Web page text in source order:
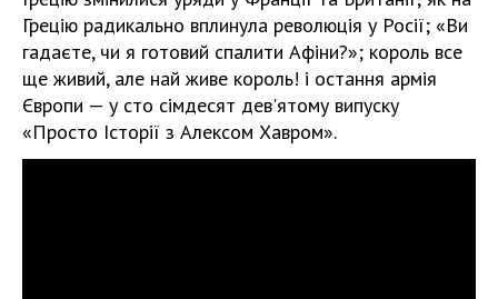
Грецію радикально вплинула революція у Росії; «Ви
гадаєте, чи я готовий спалити Афіни?»; король все
ще живий, але най живе король! і остання армія
Європи — у сто сімдесят дев'ятому випуску
«Просто Історії з Алексом Хавром».